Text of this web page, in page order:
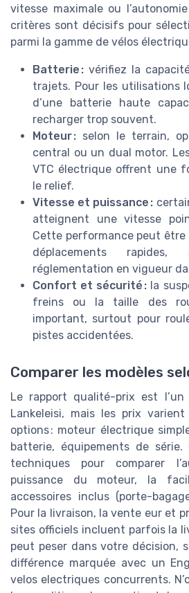
vitesse maximale ou
critères sont décisifs pour
parmi la gamme de vélos
Batterie : vérifiez la
trajets. Pour les utilisations
d’une batterie haute
recharger trop souvent.
Moteur : selon le terrain,
central ou un dual motor.
VTC électrique offrent une
le relief.
Vitesse et puissance :
atteignent une vitesse
Cette performance peut
déplacements
réglementation en vigueur
Confort et sécurité : la
freins ou la taille des
important, surtout pour
pistes accidentées.
Comparer les modèles
Le rapport qualité-prix est
Lankeleisi, mais les prix
options : moteur électrique
batterie, équipements de
techniques pour comparer
puissance du moteur, la
accessoires inclus (porte-
Pour la livraison, la vente eur et
sites officiels incluent parfois la
peut peser dans votre décision,
différence marquée avec un
velos electriques concurrents.